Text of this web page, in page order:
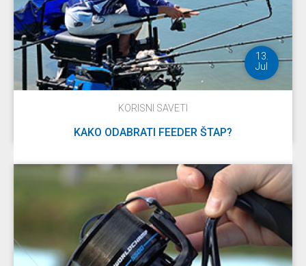
13.
Jul
KORISNI SAVETI
KAKO ODABRATI FEEDER ŠTAP?
DETALJNIJE